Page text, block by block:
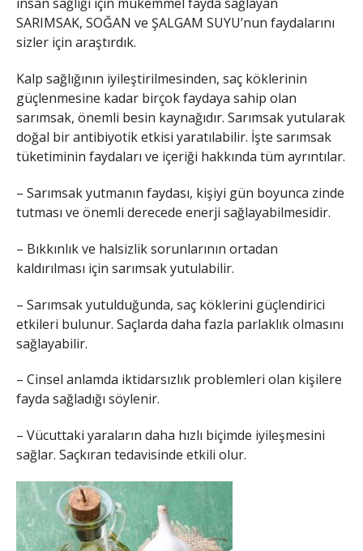
insan sağlığı için mükemmel fayda sağlayan
SARIMSAK, SOĞAN ve ŞALGAM SUYU’nun faydalarını
sizler için araştırdık.
Kalp sağlığının iyileştirilmesinden, saç köklerinin
güçlenmesine kadar birçok faydaya sahip olan
sarımsak, önemli besin kaynağıdır. Sarımsak yutularak
doğal bir antibiyotik etkisi yaratılabilir. İşte sarımsak
tüketiminin faydaları ve içeriği hakkında tüm ayrıntılar.
– Sarımsak yutmanın faydası, kişiyi gün boyunca zinde
tutması ve önemli derecede enerji sağlayabilmesidir.
– Bıkkınlık ve halsizlik sorunlarının ortadan
kaldırılması için sarımsak yutulabilir.
– Sarımsak yutulduğunda, saç köklerini güçlendirici
etkileri bulunur. Saçlarda daha fazla parlaklık olmasını
sağlayabilir.
– Cinsel anlamda iktidarsızlık problemleri olan kişilere
fayda sağladığı söylenir.
– Vücuttaki yaraların daha hızlı biçimde iyileşmesini
sağlar. Saçkıran tedavisinde etkili olur.